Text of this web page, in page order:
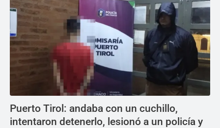
Puerto Tirol: andaba con un cuchillo,
intentaron detenerlo, lesionó a un policía y